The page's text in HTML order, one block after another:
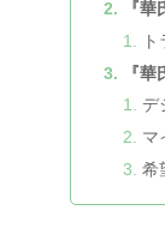
『
『
デ
マ
希